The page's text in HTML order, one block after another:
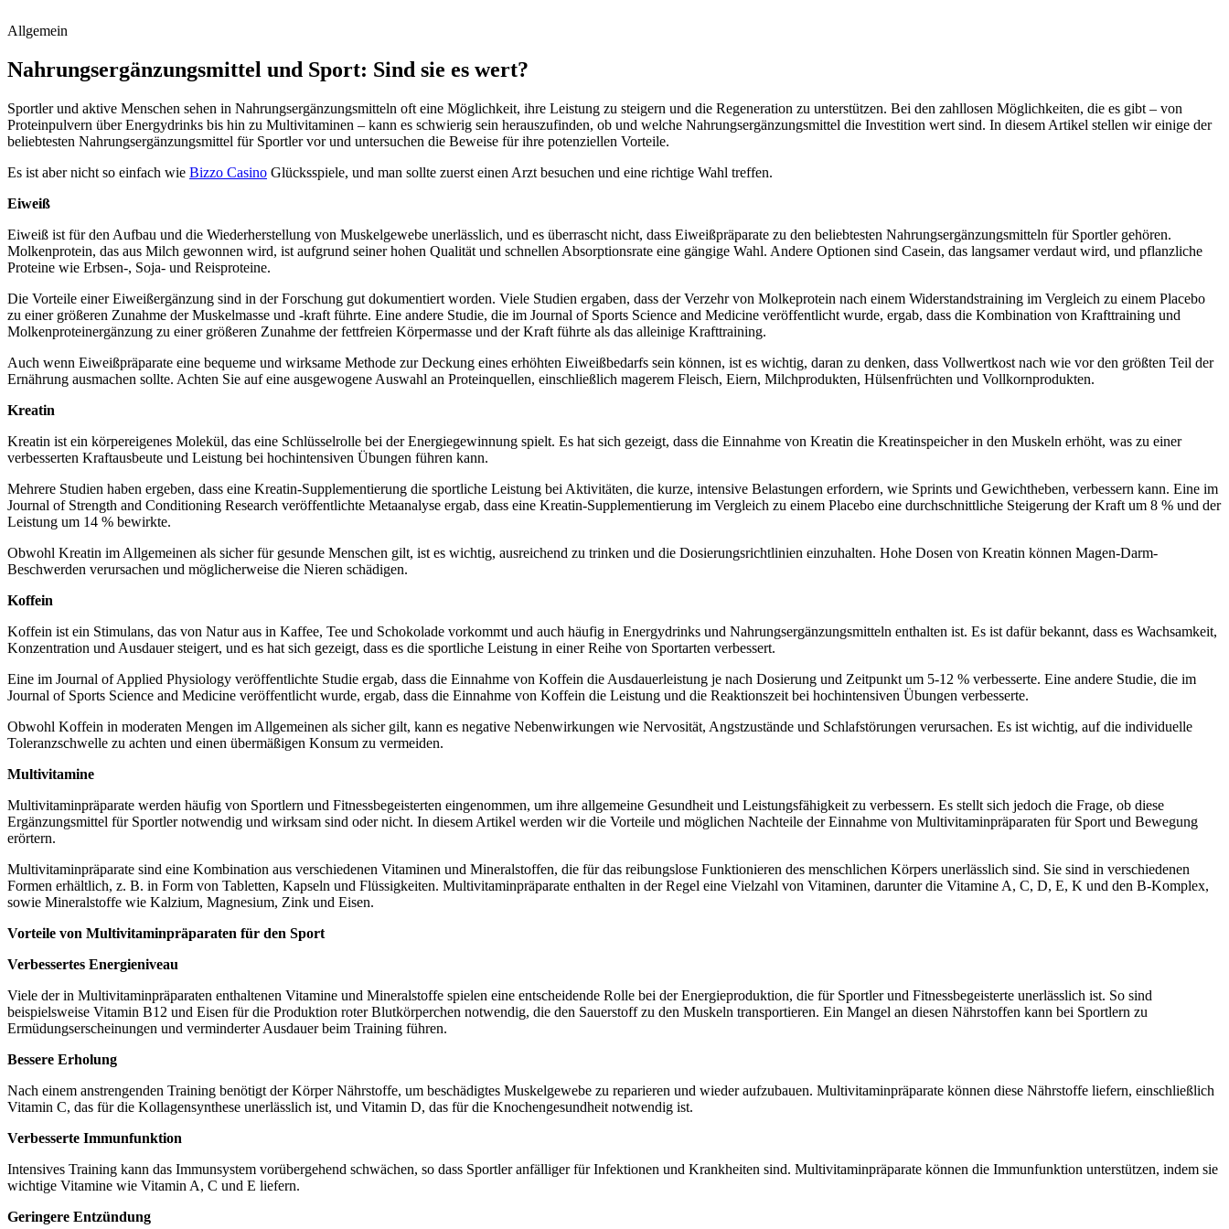
Allgemein
Nahrungsergänzungsmittel und Sport: Sind sie es wert?
Sportler und aktive Menschen sehen in Nahrungsergänzungsmitteln oft eine Möglichkeit, ihre Leistung zu steigern und die Regeneration zu unterstützen. Bei den zahllosen Möglichkeiten, die es gibt – von
Proteinpulvern über Energydrinks bis hin zu Multivitaminen – kann es schwierig sein herauszufinden, ob und welche Nahrungsergänzungsmittel die Investition wert sind. In diesem Artikel stellen wir einige der
beliebtesten Nahrungsergänzungsmittel für Sportler vor und untersuchen die Beweise für ihre potenziellen Vorteile.
Es ist aber nicht so einfach wie Bizzo Casino Glücksspiele, und man sollte zuerst einen Arzt besuchen und eine richtige Wahl treffen.
Eiweiß
Eiweiß ist für den Aufbau und die Wiederherstellung von Muskelgewebe unerlässlich, und es überrascht nicht, dass Eiweißpräparate zu den beliebtesten Nahrungsergänzungsmitteln für Sportler gehören.
Molkenprotein, das aus Milch gewonnen wird, ist aufgrund seiner hohen Qualität und schnellen Absorptionsrate eine gängige Wahl. Andere Optionen sind Casein, das langsamer verdaut wird, und pflanzliche
Proteine wie Erbsen-, Soja- und Reisproteine.
Die Vorteile einer Eiweißergänzung sind in der Forschung gut dokumentiert worden. Viele Studien ergaben, dass der Verzehr von Molkeprotein nach einem Widerstandstraining im Vergleich zu einem Placebo
zu einer größeren Zunahme der Muskelmasse und -kraft führte. Eine andere Studie, die im Journal of Sports Science and Medicine veröffentlicht wurde, ergab, dass die Kombination von Krafttraining und
Molkenproteinergänzung zu einer größeren Zunahme der fettfreien Körpermasse und der Kraft führte als das alleinige Krafttraining.
Auch wenn Eiweißpräparate eine bequeme und wirksame Methode zur Deckung eines erhöhten Eiweißbedarfs sein können, ist es wichtig, daran zu denken, dass Vollwertkost nach wie vor den größten Teil der
Ernährung ausmachen sollte. Achten Sie auf eine ausgewogene Auswahl an Proteinquellen, einschließlich magerem Fleisch, Eiern, Milchprodukten, Hülsenfrüchten und Vollkornprodukten.
Kreatin
Kreatin ist ein körpereigenes Molekül, das eine Schlüsselrolle bei der Energiegewinnung spielt. Es hat sich gezeigt, dass die Einnahme von Kreatin die Kreatinspeicher in den Muskeln erhöht, was zu einer
verbesserten Kraftausbeute und Leistung bei hochintensiven Übungen führen kann.
Mehrere Studien haben ergeben, dass eine Kreatin-Supplementierung die sportliche Leistung bei Aktivitäten, die kurze, intensive Belastungen erfordern, wie Sprints und Gewichtheben, verbessern kann. Eine im
Journal of Strength and Conditioning Research veröffentlichte Metaanalyse ergab, dass eine Kreatin-Supplementierung im Vergleich zu einem Placebo eine durchschnittliche Steigerung der Kraft um 8 % und der
Leistung um 14 % bewirkte.
Obwohl Kreatin im Allgemeinen als sicher für gesunde Menschen gilt, ist es wichtig, ausreichend zu trinken und die Dosierungsrichtlinien einzuhalten. Hohe Dosen von Kreatin können Magen-Darm-
Beschwerden verursachen und möglicherweise die Nieren schädigen.
Koffein
Koffein ist ein Stimulans, das von Natur aus in Kaffee, Tee und Schokolade vorkommt und auch häufig in Energydrinks und Nahrungsergänzungsmitteln enthalten ist. Es ist dafür bekannt, dass es Wachsamkeit,
Konzentration und Ausdauer steigert, und es hat sich gezeigt, dass es die sportliche Leistung in einer Reihe von Sportarten verbessert.
Eine im Journal of Applied Physiology veröffentlichte Studie ergab, dass die Einnahme von Koffein die Ausdauerleistung je nach Dosierung und Zeitpunkt um 5-12 % verbesserte. Eine andere Studie, die im
Journal of Sports Science and Medicine veröffentlicht wurde, ergab, dass die Einnahme von Koffein die Leistung und die Reaktionszeit bei hochintensiven Übungen verbesserte.
Obwohl Koffein in moderaten Mengen im Allgemeinen als sicher gilt, kann es negative Nebenwirkungen wie Nervosität, Angstzustände und Schlafstörungen verursachen. Es ist wichtig, auf die individuelle
Toleranzschwelle zu achten und einen übermäßigen Konsum zu vermeiden.
Multivitamine
Multivitaminpräparate werden häufig von Sportlern und Fitnessbegeisterten eingenommen, um ihre allgemeine Gesundheit und Leistungsfähigkeit zu verbessern. Es stellt sich jedoch die Frage, ob diese
Ergänzungsmittel für Sportler notwendig und wirksam sind oder nicht. In diesem Artikel werden wir die Vorteile und möglichen Nachteile der Einnahme von Multivitaminpräparaten für Sport und Bewegung
erörtern.
Multivitaminpräparate sind eine Kombination aus verschiedenen Vitaminen und Mineralstoffen, die für das reibungslose Funktionieren des menschlichen Körpers unerlässlich sind. Sie sind in verschiedenen
Formen erhältlich, z. B. in Form von Tabletten, Kapseln und Flüssigkeiten. Multivitaminpräparate enthalten in der Regel eine Vielzahl von Vitaminen, darunter die Vitamine A, C, D, E, K und den B-Komplex,
sowie Mineralstoffe wie Kalzium, Magnesium, Zink und Eisen.
Vorteile von Multivitaminpräparaten für den Sport
Verbessertes Energieniveau
Viele der in Multivitaminpräparaten enthaltenen Vitamine und Mineralstoffe spielen eine entscheidende Rolle bei der Energieproduktion, die für Sportler und Fitnessbegeisterte unerlässlich ist. So sind
beispielsweise Vitamin B12 und Eisen für die Produktion roter Blutkörperchen notwendig, die den Sauerstoff zu den Muskeln transportieren. Ein Mangel an diesen Nährstoffen kann bei Sportlern zu
Ermüdungserscheinungen und verminderter Ausdauer beim Training führen.
Bessere Erholung
Nach einem anstrengenden Training benötigt der Körper Nährstoffe, um beschädigtes Muskelgewebe zu reparieren und wieder aufzubauen. Multivitaminpräparate können diese Nährstoffe liefern, einschließlich
Vitamin C, das für die Kollagensynthese unerlässlich ist, und Vitamin D, das für die Knochengesundheit notwendig ist.
Verbesserte Immunfunktion
Intensives Training kann das Immunsystem vorübergehend schwächen, so dass Sportler anfälliger für Infektionen und Krankheiten sind. Multivitaminpräparate können die Immunfunktion unterstützen, indem sie
wichtige Vitamine wie Vitamin A, C und E liefern.
Geringere Entzündung